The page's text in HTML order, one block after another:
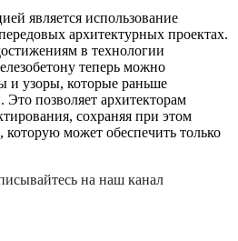
является использование
архитектурных проектах.
в технологии
теперь можно
и узоры, которые раньше
позволяет архитекторам
сохраняя при этом
которую может обеспечить только
на наш канал